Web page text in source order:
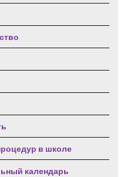
в школе
календарь